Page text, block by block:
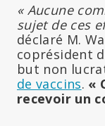
« Aucune
sujet de ces
déclaré M.
coprésident
but non
de vaccins. «
recevoir un